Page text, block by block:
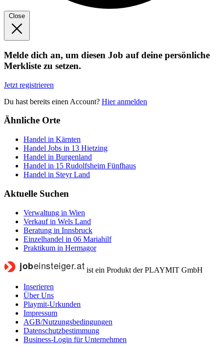
Close
Melde dich an, um diesen Job auf deine persönliche
Merkliste zu setzen.
Jetzt registrieren
Du hast bereits einen Account? Hier anmelden
Ähnliche Orte
Handel in Kärnten
Handel Jobs in 13 Hietzing
Handel in Burgenland
Handel in 15 Rudolfsheim Fünfhaus
Handel in Steyr Land
Aktuelle Suchen
Verwaltung in Wien
Verkauf in Wels Land
Beratung in Innsbruck
Einzelhandel in 06 Mariahilf
Praktikum in Hermagor
ist ein Produkt der PLAYMIT GmbH
Inserieren
Über Uns
Playmit-Urkunden
Impressum
AGB/Nutzungsbedingungen
Datenschutzbestimmung
Business-Login für Unternehmen